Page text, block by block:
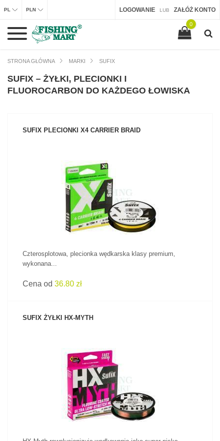
LOGOWANIE LUB ZAŁÓŻ KONTO
PL PLN
0
STRONA GŁÓWNA MARKI SUFIX
SUFIX – ŻYŁKI, PLECIONKI I
FLUOROCARBON DO KAŻDEGO ŁOWISKA
SUFIX PLECIONKI X4 CARRIER BRAID
ZOBACZ PRODUKT
Czterosplotowa, plecionka wędkarska klasy premium,
wykonana...
Cena od 36.80 zł
SUFIX ŻYŁKI HX-MYTH
ZOBACZ PRODUKT